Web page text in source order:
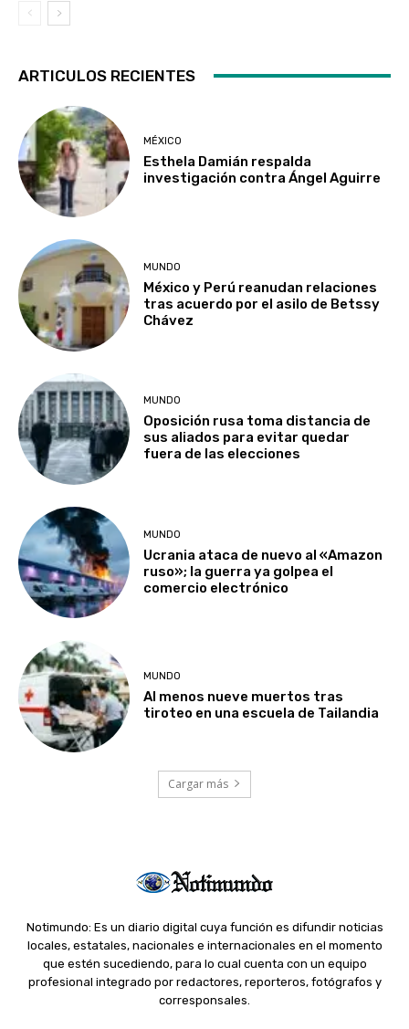
ARTICULOS RECIENTES
MÉXICO
Esthela Damián respalda
investigación contra Ángel Aguirre
MUNDO
México y Perú reanudan relaciones
tras acuerdo por el asilo de Betssy
Chávez
MUNDO
Oposición rusa toma distancia de
sus aliados para evitar quedar
fuera de las elecciones
MUNDO
Ucrania ataca de nuevo al «Amazon
ruso»; la guerra ya golpea el
comercio electrónico
MUNDO
Al menos nueve muertos tras
tiroteo en una escuela de Tailandia
Cargar más
Notimundo: Es un diario digital cuya función es difundir noticias
locales, estatales, nacionales e internacionales en el momento
que estén sucediendo, para lo cual cuenta con un equipo
profesional integrado por redactores, reporteros, fotógrafos y
corresponsales.